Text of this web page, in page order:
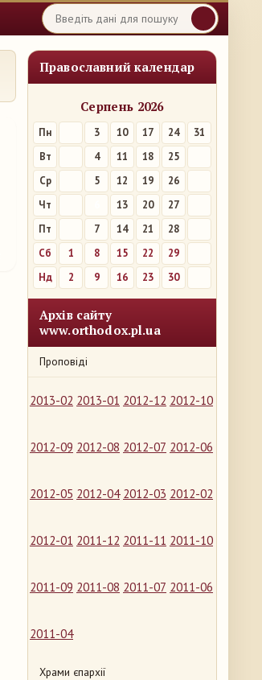
Православний календар
Серпень 2026
Пн 3 10 17 24
31
Вт
4 11 18
25
Ср
5 12 19
26
Чт
13 20
27
Пт
7 14 21
28
Сб
1 8 15 22
29
Нд
2 9 16 23 30
Архів сайту
www.orthodox.pl.ua
Проповіді
2013-02 2013-01 2012-12 2012-10
2012-09 2012-08 2012-07 2012-06
2012-05 2012-04 2012-03 2012-02
2012-01 2011-12 2011-11 2011-10
2011-09 2011-08 2011-07 2011-06
2011-04
Храми єпархії